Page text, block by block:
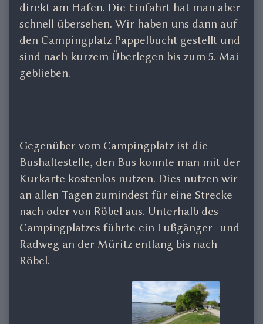
direkt am Hafen. Die Einfahrt hat man aber
schnell übersehen. Wir haben uns dann auf
den Campingplatz Pappelbucht gestellt und
sind nach kurzem Überlegen bis zum 5. Mai
geblieben.
Gegenüber vom Campingplatz ist die
Bushaltestelle, den Bus konnte man mit der
Kurkarte kostenlos nutzen. Dies nutzen wir
an allen Tagen zumindest für eine Strecke
nach oder von Röbel aus. Unterhalb des
Campingplatzes führte ein Fußgänger- und
Radweg an der Müritz entlang bis nach
Röbel.